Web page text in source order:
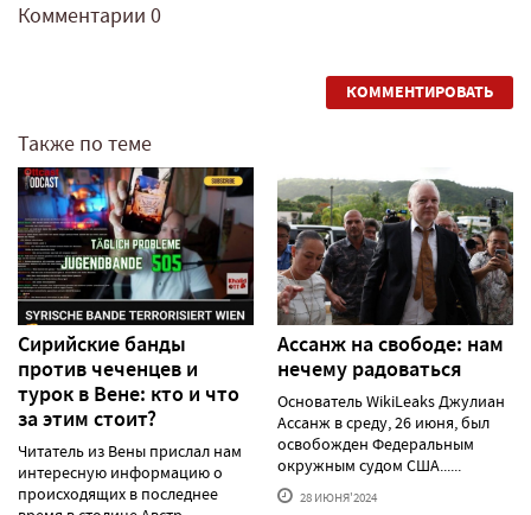
Комментарии 0
КОММЕНТИРОВАТЬ
Также по теме
Сирийские банды
против чеченцев и
турок в Вене: кто и что
за этим стоит?
Читатель из Вены прислал нам
интересную информацию о
происходящих в последнее
Ассанж на свободе: нам
нечему радоваться
Основатель WikiLeaks Джулиан
Ассанж в среду, 26 июня, был
освобожден Федеральным
окружным судом США......
28 ИЮНЯ'2024